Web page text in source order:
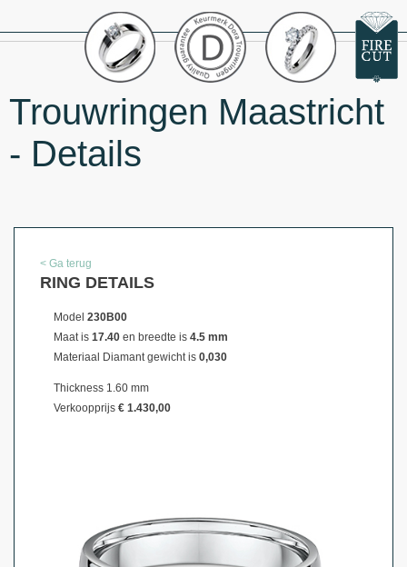
Trouwringen Maastricht
- Details
< Ga terug
RING DETAILS
Model 230B00
Maat is 17.40 en breedte is 4.5 mm
Materiaal Diamant gewicht is 0,030
Thickness 1.60 mm
Verkoopprijs € 1.430,00